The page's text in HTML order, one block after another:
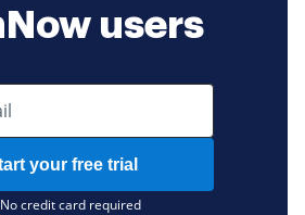
users
your free trial
No credit card required